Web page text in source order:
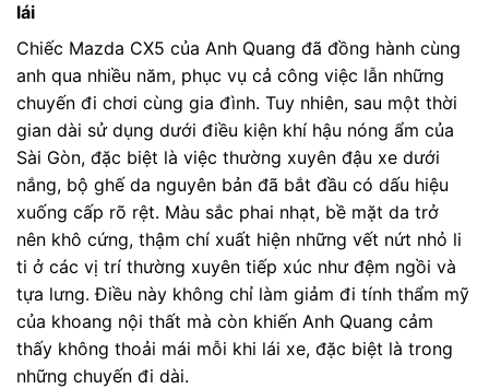
lái
Chiếc Mazda CX5 của Anh Quang đã đồng hành cùng
anh qua nhiều năm, phục vụ cả công việc lẫn những
chuyến đi chơi cùng gia đình. Tuy nhiên, sau một thời
gian dài sử dụng dưới điều kiện khí hậu nóng ẩm của
Sài Gòn, đặc biệt là việc thường xuyên đậu xe dưới
nắng, bộ ghế da nguyên bản đã bắt đầu có dấu hiệu
xuống cấp rõ rệt. Màu sắc phai nhạt, bề mặt da trở
nên khô cứng, thậm chí xuất hiện những vết nứt nhỏ li
ti ở các vị trí thường xuyên tiếp xúc như đệm ngồi và
tựa lưng. Điều này không chỉ làm giảm đi tính thẩm mỹ
của khoang nội thất mà còn khiến Anh Quang cảm
thấy không thoải mái mỗi khi lái xe, đặc biệt là trong
những chuyến đi dài.